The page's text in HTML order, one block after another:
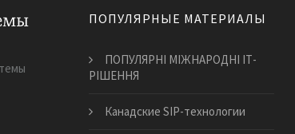
ПОПУЛЯРНЫЕ МАТЕРИАЛЫ
ПОПУЛЯРНІ МІЖНАРОДНІ ІТ-
РІШЕННЯ
​Канадские SIP-технологии